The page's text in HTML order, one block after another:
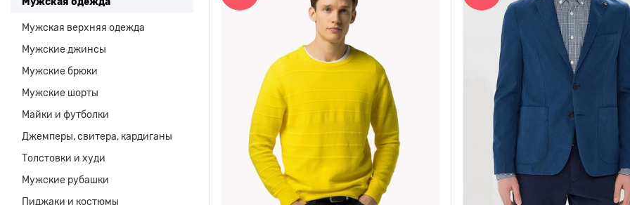
Мужская верхняя одежда
Мужские джинсы
Мужские брюки
Мужские шорты
Майки и футболки
Джемперы, свитера, кардиганы
Толстовки и худи
Мужские рубашки
Пиджаки и костюмы